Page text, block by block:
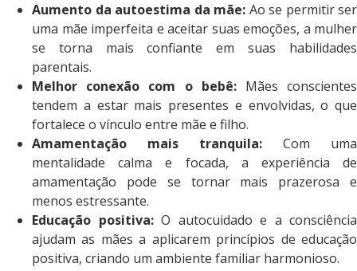
Aumento da autoestima da mãe: Ao se permitir ser
uma mãe imperfeita e aceitar suas emoções, a mulher
se torna mais confiante em suas habilidades
parentais.
Melhor conexão com o bebê:Mães conscientes
tendem a estar mais presentes e envolvidas, o que
fortalece o vínculo entre mãe e filho.
Amamentação mais tranquila: Com uma
mentalidade calma e focada, a experiência de
amamentação pode se tornar mais prazerosa e
menos estressante.
Educação positiva:O autocuidado e a consciência
ajudam as mães a aplicarem princípios de educação
positiva, criando um ambiente familiar harmonioso.